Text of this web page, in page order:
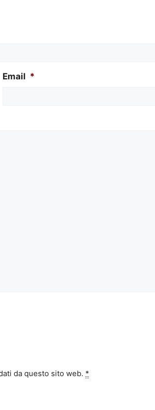
Email *
da questo sito web. *